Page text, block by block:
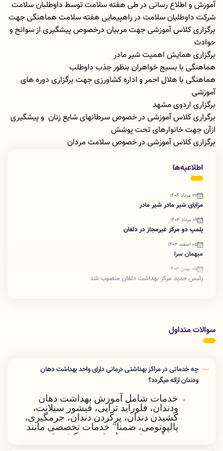
آموزش و اطلاع رسانی در طی هفته سلامت توسط داوطلبان سلامت
شرکت داوطلبان سلامت در راهپیمایی هفته سلامت هماهنگی جهت
برگزاری کلاس آموزشی جهت مربیان درخصوص پیشگیری از سوانح و
حوادث
برگزاری همایش اهمیت شیر مادر
هماهنگی با بسیج خواهران بنظور جذب داوطلب
هماهنگی با هلال احمر و اداره کشاورزی جهت برگزاری دوره های
آموزشی
برگزاری اردوی مشهد
برگراری کلاس آموزشی در خصوص سرطانهای شایع زنان و پیشگیری
ازآن جهت خانوارهای تحت پوشش
برگزاری کلاس آموزشی در خصوص سلامت مردان
اطلاعیه‌ها
22 مرداد 1404
مزایای شیر مادر شیر مادر
09 مرداد 1404
پلمپ دو مرکز غیرمجاز در دلفان
05 اسفند 1403
میهمان سرا
05 بهمن 1403
رئیس جدید مرکز بهداشت دلفان منصوب شد
سوالات متداول
چه خدماتی در مراکز بهداشتی درمانی دارای واحد بهداشت دهان
ودندان ارائه میگردد؟
خدمات شامل آموزش بهداشت دهان
ودندان، فلوراید تراپی، فیشور سیلانت،
کشیدن دندان، پرکردن دندان، جرمگیری،
پالپوتومی، ضمنا" خدمات تخصصی مانند
درمان ریشه دندان (عصب کشی )پروتز